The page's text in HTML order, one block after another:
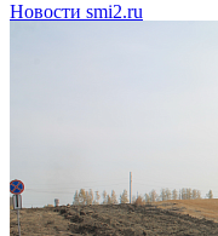
Новости smi2.ru